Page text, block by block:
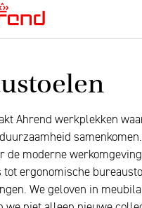
Ahrend werkplekken
de moderne
ergonomische
We geloven in